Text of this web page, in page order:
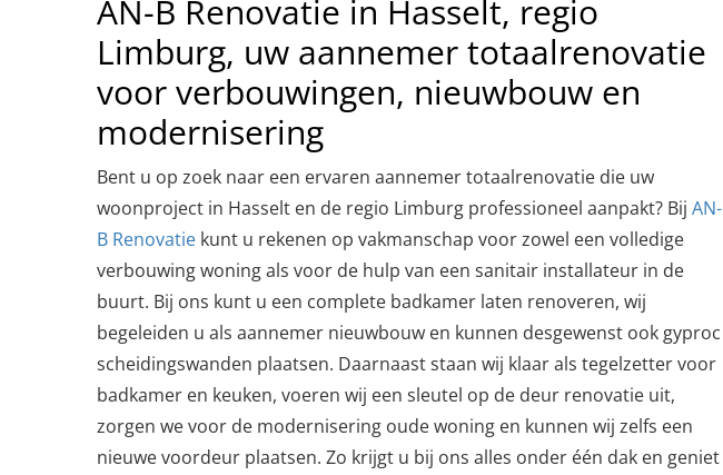
AN-B Renovatie in Hasselt, regio
Limburg, uw aannemer totaalrenovatie
voor verbouwingen, nieuwbouw en
modernisering
Bent u op zoek naar een ervaren aannemer totaalrenovatie die uw
woonproject in Hasselt en de regio Limburg professioneel aanpakt? Bij AN-
B Renovatie kunt u rekenen op vakmanschap voor zowel een volledige
verbouwing woning als voor de hulp van een sanitair installateur in de
buurt. Bij ons kunt u een complete badkamer laten renoveren, wij
begeleiden u als aannemer nieuwbouw en kunnen desgewenst ook gyproc
scheidingswanden plaatsen. Daarnaast staan wij klaar als tegelzetter voor
badkamer en keuken, voeren wij een sleutel op de deur renovatie uit,
zorgen we voor de modernisering oude woning en kunnen wij zelfs een
nieuwe voordeur plaatsen. Zo krijgt u bij ons alles onder één dak en geniet